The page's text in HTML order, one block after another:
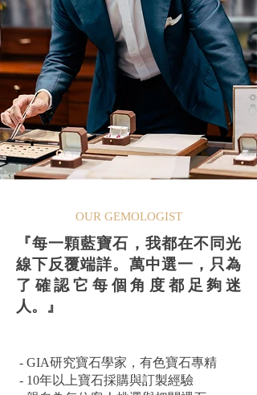
OUR GEMOLOGIST
『每一顆藍寶石，我都在不同光
線下反覆端詳。萬中選一，只為
了確認它每個角度都足夠迷
人。』​
- GIA研究寶石學家，有色寶石專精
- 10年以上寶石採購與訂製經驗